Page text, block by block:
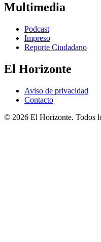
Multimedia
Podcast
Impreso
Reporte Ciudadano
El Horizonte
Aviso de privacidad
Contacto
© 2026 El Horizonte. Todos